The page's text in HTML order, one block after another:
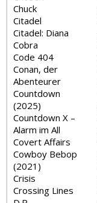
Chuck
Citadel
Citadel: Diana
Cobra
Code 404
Conan, der
Abenteurer
Countdown
(2025)
Countdown X –
Alarm im All
Covert Affairs
Cowboy Bebop
(2021)
Crisis
Crossing Lines